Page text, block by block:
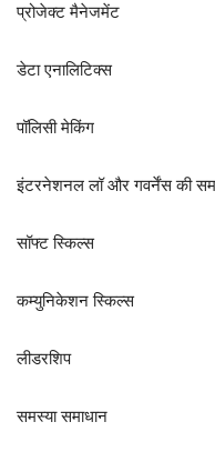
प्रोजेक्ट मैनेजमेंट
डेटा एनालिटिक्स
पॉलिसी मेकिंग
इंटरनेशनल लॉ और गवर्नेंस की
सॉफ्ट स्किल्स
कम्युनिकेशन स्किल्स
लीडरशिप
समस्या समाधान